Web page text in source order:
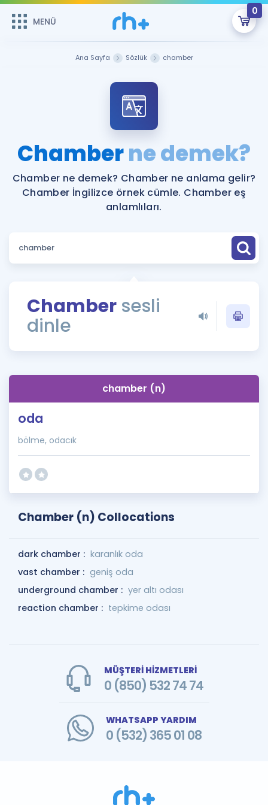
MENÜ
0
ÜYE DEĞİLİM
Sepetin Şu An Boş.
Remzi Hoca ile seni sınava hazırlayacak onlarca eğitim seni
bekliyor!
MENÜ
Faydalı Araçlar
Sözlük
Rehberlik Aracı
ÖSYM Sınav Takvimi
İngilizce Gramer
Hakkımızda
Ana Sayfa Sözlük chamber
Chamberne demek?
Chamber ne demek? Chamber ne anlama gelir?
Chamber İngilizce örnek cümle. Chamber eş
anlamlıları.
Chamber sesli
dinle
chamber (n)
oda
bölme, odacık
Chamber (n) Collocations
dark chamber : karanlık oda
vast chamber : geniş oda
underground chamber : yer altı odası
reaction chamber : tepkime odası
MÜŞTERİ HİZMETLERİ
0 (850) 532 74 74
WHATSAPP YARDIM
0 (532) 365 01 08